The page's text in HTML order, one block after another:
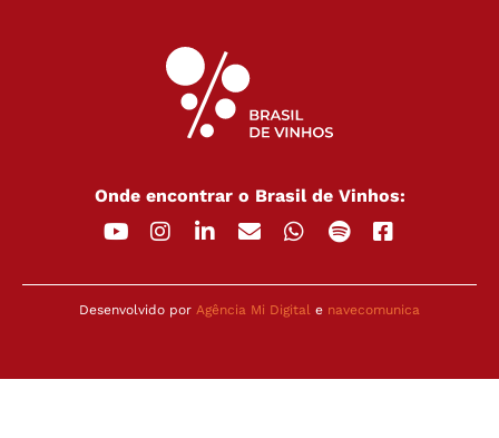
Onde encontrar o Brasil de Vinhos:
Desenvolvido por Agência Mi Digital e navecomunica